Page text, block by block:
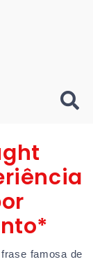
famosa de